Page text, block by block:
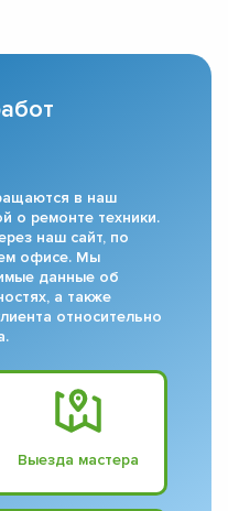
в наш
о ремонте техники.
наш сайт, по
офисе. Мы
данные об
а также
относительно
Выезда мастера